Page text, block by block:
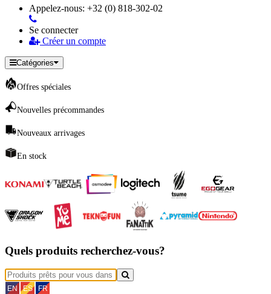
Appelez-nous: +32 (0) 818-302-02
Se connecter
Créer un compte
Catégories
Offres spéciales
Nouvelles précommandes
Nouveaux arrivages
En stock
Quels produits recherchez-vous?